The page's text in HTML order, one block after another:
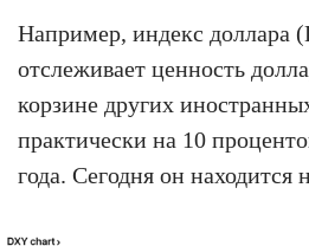
Например, индекс доллара
отслеживает ценность
корзине других
практически на 10
года. Сегодня он находится